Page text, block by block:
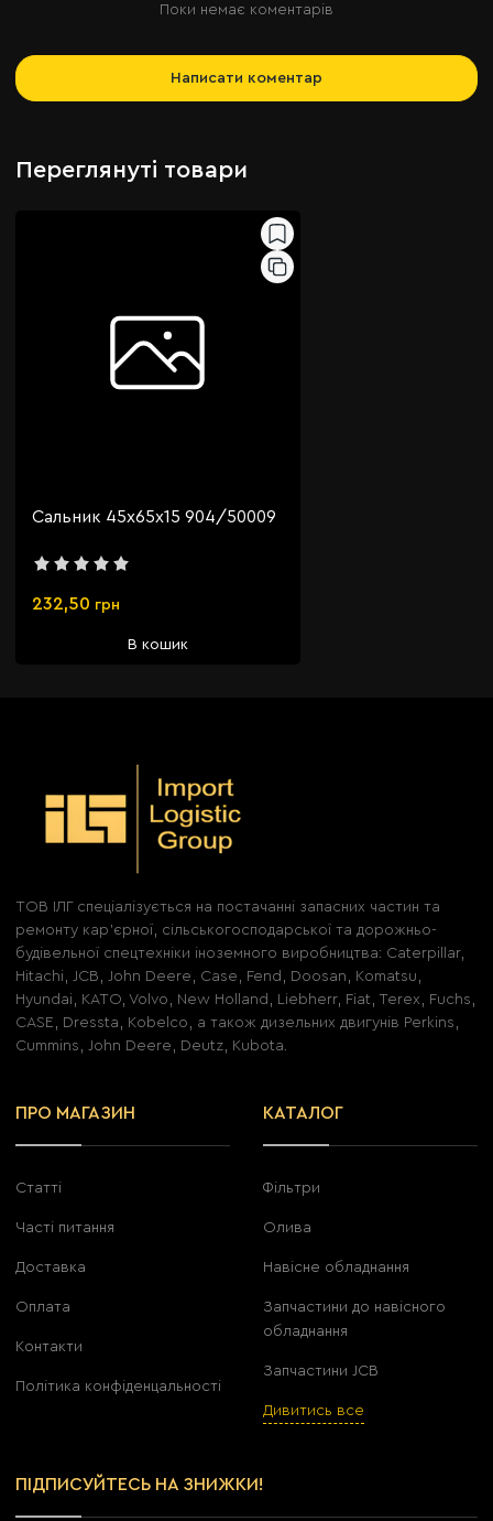
Поки немає коментарів
Написати коментар
Переглянуті товари
Сальник 45х65х15 904/50009
232,50 грн
В кошик
ТОВ ІЛГ спеціалізується на постачанні запасних частин та
ремонту кар'єрної, сільськогосподарської та дорожньо-
будівельної спецтехніки іноземного виробництва: Caterpillar,
Hitachi, JCB, John Deere, Case, Fend, Doosan, Komatsu,
Hyundai, KATO, Volvo, New Holland, Liebherr, Fiat, Terex, Fuchs,
CASE, Dressta, Kobelco, а також дизельних двигунів Perkins,
Cummins, John Deere, Deutz, Kubota.
ПРО МАГАЗИН
Статті
Часті питання
Доставка
Оплата
Контакти
Політика конфіденцальності
КАТАЛОГ
Фільтри
Олива
Навісне обладнання
Запчастини до навісного
обладнання
Запчастини JCB
Дивитись все
ПІДПИСУЙТЕСЬ НА ЗНИЖКИ!